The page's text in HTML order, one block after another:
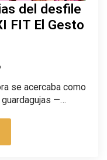
del desfile
FIT El Gesto
se acercaba como
guardagujas —…